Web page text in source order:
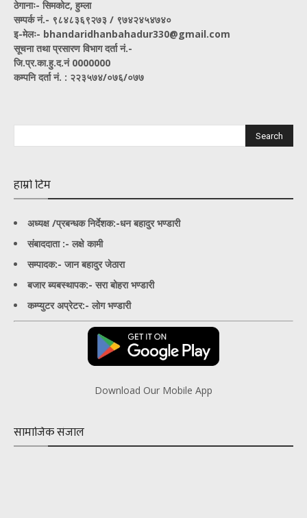
ठेगानाः- सिमकोट, हुम्ला
सम्पर्क नं‍.- ९८४८३६९२७३ / ९७४२४५४७४०
इ-मेलः- bhandaridhanbahadur330@gmail.com
सूचना तथा प्रसारण विभाग दर्ता नं.-
जि.प्र.का.हु.द.नं 0000000
कम्पनि दर्ता नं. : २२३५७४/०७६/०७७
हाम्रो टिम
अध्यक्ष /प्रबन्धक निर्देशक:-धन बहादुर भण्डारी
संबाददाता :- लक्षे कामी
सम्पादक:- जान बहादुर जेठारा
बजार ब्यबस्थापक:- सरा बोहरा भण्डारी
कम्प्युटर अप्रेटर:- लोग भण्डारी
Download Our Mobile App
सामाजिक संजाल